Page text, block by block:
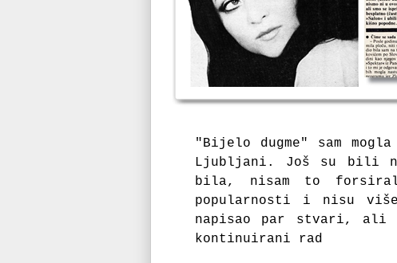
"Bijelo dugme" sam
Ljubljani. Još su bili
bila, nisam to
popularnosti i nisu
napisao par stvari, ali
kontinuirani rad